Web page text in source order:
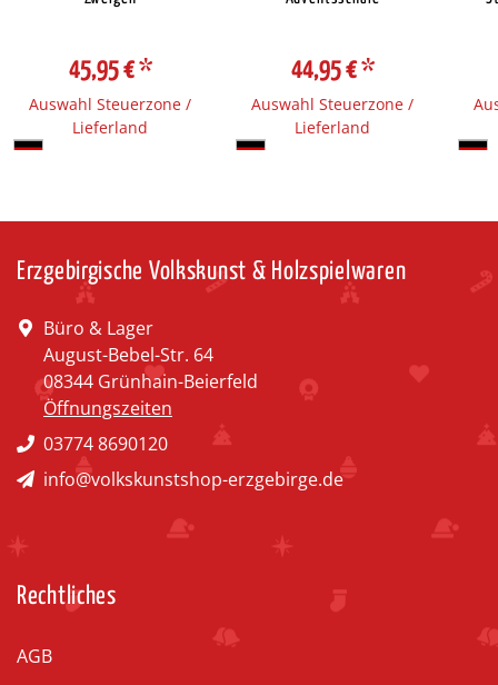
45,95 €*
Auswahl Steuerzone /
Lieferland
44,95 €*
Auswahl Steuerzone /
Lieferland
Erzgebirgische Volkskunst & Holzspielwaren
Büro & Lager
August-Bebel-Str. 64
08344 Grünhain-Beierfeld
Öffnungszeiten
03774 8690120
info@volkskunstshop-erzgebirge.de
Rechtliches
AGB